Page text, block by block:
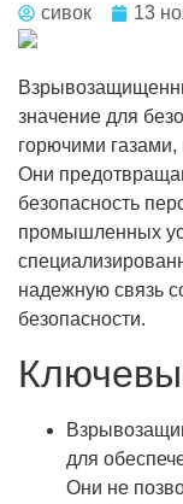
сивок 13
значение для
горючими
Они
безопасность
промышленных
надежную связь
безопасности.
для
Они не